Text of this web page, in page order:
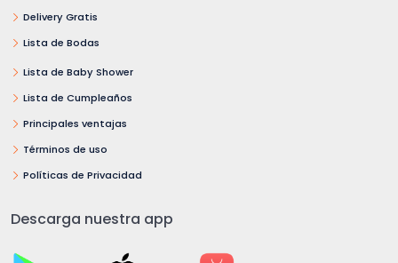
Delivery Gratis
Lista de Bodas
Lista de Baby Shower
Lista de Cumpleaños
Principales ventajas
Términos de uso
Políticas de Privacidad
Descarga nuestra app